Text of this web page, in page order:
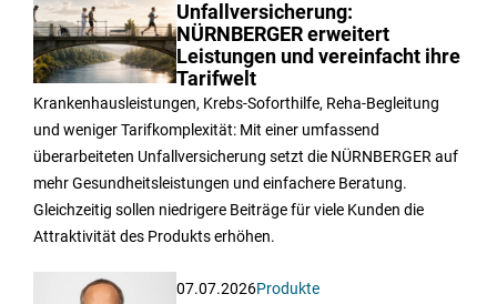
Unfallversicherung:
NÜRNBERGER erweitert
Leistungen und vereinfacht ihre
Tarifwelt
Krankenhausleistungen, Krebs-Soforthilfe, Reha-Begleitung
und weniger Tarifkomplexität: Mit einer umfassend
überarbeiteten Unfallversicherung setzt die NÜRNBERGER auf
mehr Gesundheitsleistungen und einfachere Beratung.
Gleichzeitig sollen niedrigere Beiträge für viele Kunden die
Attraktivität des Produkts erhöhen.
07.07.2026Produkte